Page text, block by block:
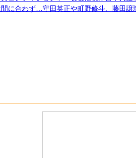
に合わず…守田英正や町野修斗、藤田譲